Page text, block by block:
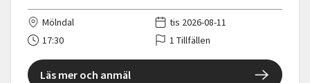
Mölndal
tis 2026-08-11
17:30
1 Tillfällen
Läs mer och anmäl